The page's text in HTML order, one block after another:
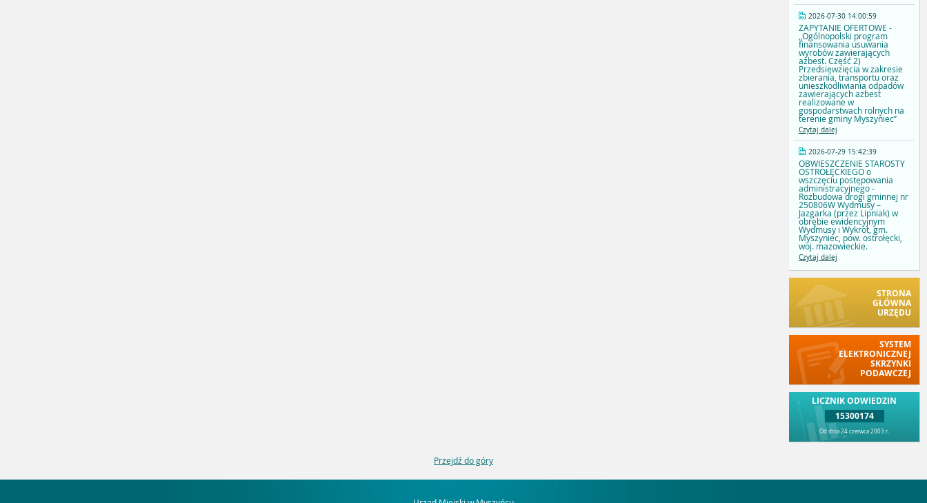
2026-07-30 14:00:59
ZAPYTANIE OFERTOWE -
,,Ogólnopolski program
finansowania usuwania
wyrobów zawierających
azbest. Część 2)
Przedsięwzięcia w zakresie
zbierania, transportu oraz
unieszkodliwiania odpadów
zawierających azbest
realizowane w
gospodarstwach rolnych na
terenie gminy Myszyniec’’
Czytaj dalej
2026-07-29 15:42:39
OBWIESZCZENIE STAROSTY
OSTROŁĘCKIEGO o
wszczęciu postępowania
administracyjnego -
Rozbudowa drogi gminnej nr
250806W Wydmusy –
Jazgarka (przez Lipniak) w
obrębie ewidencyjnym
Wydmusy i Wykrot, gm.
Myszyniec, pow. ostrołęcki,
woj. mazowieckie.
Czytaj dalej
STRONA
GŁÓWNA
URZĘDU
SYSTEM
ELEKTRONICZNEJ
SKRZYNKI
PODAWCZEJ
LICZNIK ODWIEDZIN
15300174
Od dnia 24 czerwca 2003 r.
Przejdź do góry